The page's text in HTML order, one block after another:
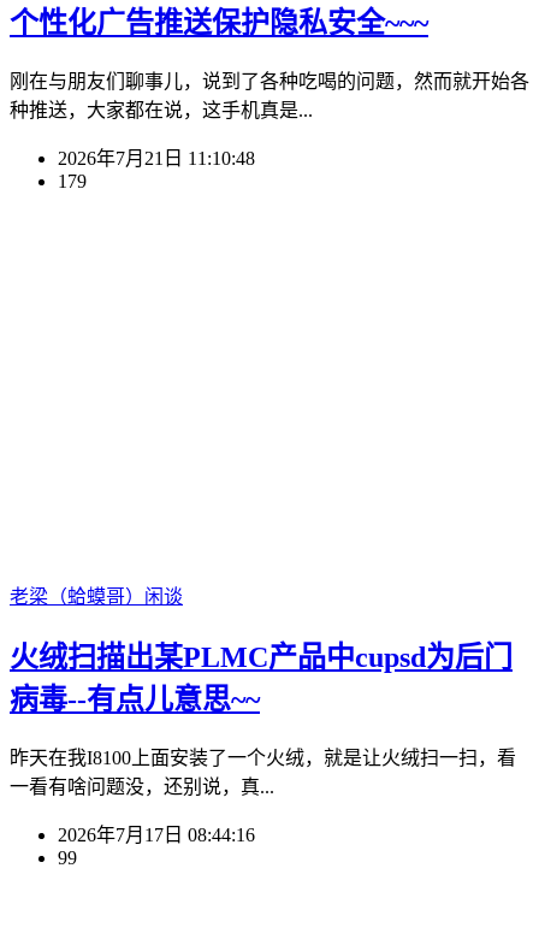
个性化广告推送保护隐私安全~~~
刚在与朋友们聊事儿，说到了各种吃喝的问题，然而就开始各
种推送，大家都在说，这手机真是...
2026年7月21日 11:10:48
179
老梁（蛤蟆哥） 闲谈
火绒扫描出某PLMC产品中cupsd为后门
病毒--有点儿意思~~
昨天在我I8100上面安装了一个火绒，就是让火绒扫一扫，看
一看有啥问题没，还别说，真...
2026年7月17日 08:44:16
99